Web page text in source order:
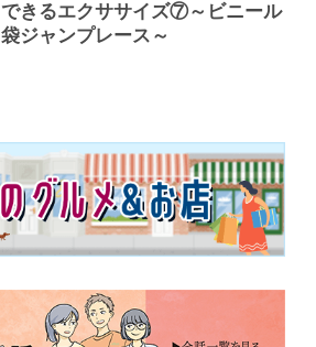
できるエクササイズ⑦～ビニール
袋ジャンプレース～